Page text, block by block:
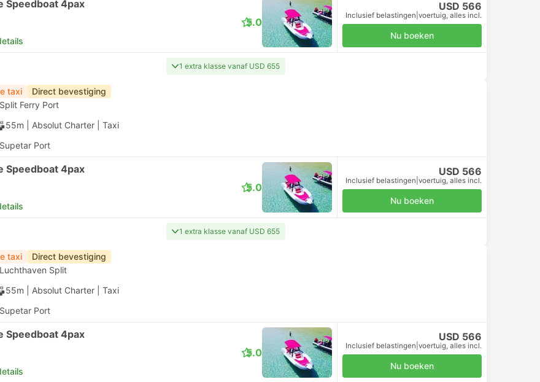
Speedboat 4pax
5.0
USD 566
Inclusief belastingen voertuig, alles incl.
Nu boeken
1 extra klasse vanaf USD 655
taxi Direct bevestiging
Split Ferry Port
55m | Absolut Charter Taxi
Supetar Port
Speedboat 4pax
5.0
USD 566
Inclusief belastingen voertuig, alles incl.
Nu boeken
1 extra klasse vanaf USD 655
taxi Direct bevestiging
Luchthaven Split
55m | Absolut Charter Taxi
Supetar Port
Speedboat 4pax
5.0
USD 566
Inclusief belastingen voertuig, alles incl.
Nu boeken